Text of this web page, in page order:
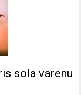
sola varenu